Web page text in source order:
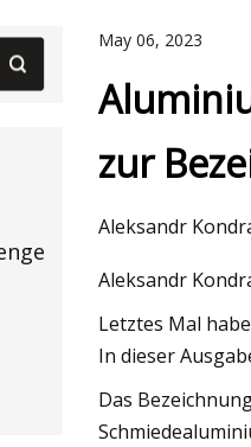
Mar 15, 2023
11 Treiber: Hoch
May 06, 2023
zur
Aleksandr
Aleksandr
Letztes Mal
In dieser
Das